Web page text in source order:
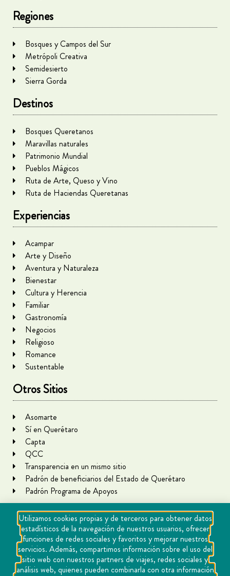
Regiones
Bosques y Campos del Sur
Metrópoli Creativa
Semidesierto
Sierra Gorda
Destinos
Bosques Queretanos
Maravillas naturales
Patrimonio Mundial
Pueblos Mágicos
Ruta de Arte, Queso y Vino
Ruta de Haciendas Queretanas
Experiencias
Acampar
Arte y Diseño
Aventura y Naturaleza
Bienestar
Cultura y Herencia
Familiar
Gastronomía
Negocios
Religioso
Romance
Sustentable
Otros Sitios
Asomarte
Sí en Querétaro
Capta
QCC
Transparencia en un mismo sitio
Padrón de beneficiarios del Estado de Querétaro
Padrón Programa de Apoyos
Utilizamos cookies propias y de terceros para obtener datos
estadísticos de la navegación de nuestros usuarios, ofrecer
funciones de redes sociales y favoritos y mejorar nuestros
servicios. Además, compartimos información sobre el uso del
sitio web con nuestros partners de viajes, redes sociales y
análisis web, quienes pueden combinarla con otra información